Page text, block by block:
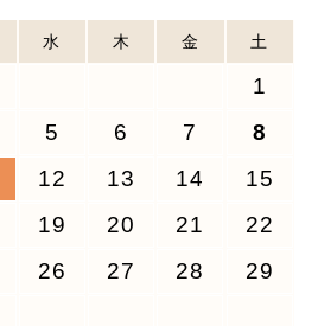
水 木 金 土
1
5 6 7
8
12 13 14
15
19 20 21
22
26 27 28
29